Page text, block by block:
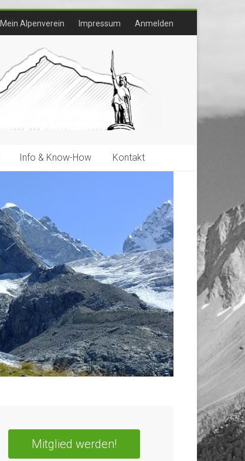
Mein Alpenverein Impressum Anmelden
Info & Know-How Kontakt
Mitglied werden!